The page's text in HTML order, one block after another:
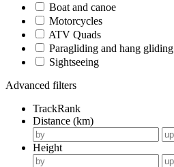
Boat and canoe
Motorcycles
ATV Quads
Paragliding and hang gliding
Sightseeing
Advanced filters
TrackRank
Distance (km)
Height